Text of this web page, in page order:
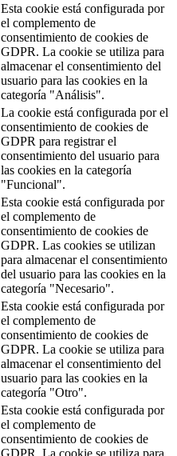
Esta cookie está configurada por
el complemento de
consentimiento de cookies de
GDPR. La cookie se utiliza para
almacenar el consentimiento del
usuario para las cookies en la
categoría "Análisis".
La cookie está configurada por el
consentimiento de cookies de
GDPR para registrar el
consentimiento del usuario para
las cookies en la categoría
"Funcional".
Esta cookie está configurada por
el complemento de
consentimiento de cookies de
GDPR. Las cookies se utilizan
para almacenar el consentimiento
del usuario para las cookies en la
categoría "Necesario".
Esta cookie está configurada por
el complemento de
consentimiento de cookies de
GDPR. La cookie se utiliza para
almacenar el consentimiento del
usuario para las cookies en la
categoría "Otro".
Esta cookie está configurada por
el complemento de
consentimiento de cookies de
GDPR. La cookie se utiliza para